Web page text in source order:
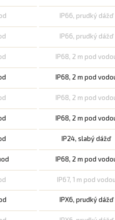
IP66, prudký dážď
IP66, prudký dážď
IP68, 2 m pod
IP68, 2 m pod
IP68, 2 m pod
IP68, 2 m pod
IP24, slabý dážď
IP68, 2 m pod
IP67, 1 m pod vodou
IPX6, prudký dážď